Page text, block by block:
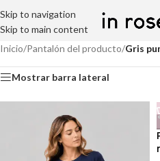
Skip to navigation
Skip to main content
Inicio/Pantalón del producto/Gris
Mostrar barra lateral